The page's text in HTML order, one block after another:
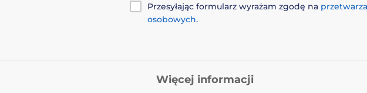
Przesyłając formularz wyrażam zgodę na
osobowych.
Więcej informacji